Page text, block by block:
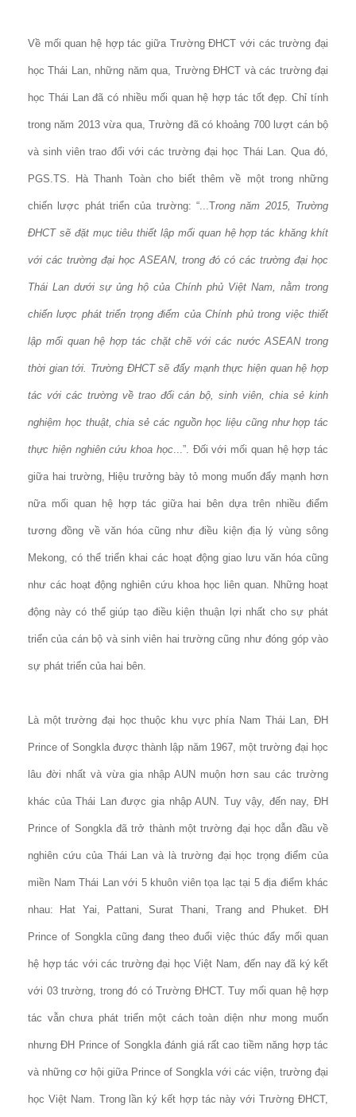
Về mối quan hệ hợp tác giữa Trường ĐHCT với các trường đại
học Thái Lan, những năm qua, Trường ĐHCT và các trường đại
học Thái Lan đã có nhiều mối quan hệ hợp tác tốt đẹp. Chỉ tính
trong năm 2013 vừa qua, Trường đã có khoảng 700 lượt cán bộ
và sinh viên trao đổi với các trường đại học Thái Lan. Qua đó,
PGS.TS. Hà Thanh Toàn cho biết thêm về một trong những
chiến lược phát triển của trường: “...Trong năm 2015, Trường
ĐHCT sẽ đặt mục tiêu thiết lập mối quan hệ hợp tác khăng khít
với các trường đại học ASEAN, trong đó có các trường đại học
Thái Lan dưới sự ủng hộ của Chính phủ Việt Nam, nằm trong
chiến lược phát triển trọng điểm của Chính phủ trong việc thiết
lập mối quan hệ hợp tác chặt chẽ với các nước ASEAN trong
thời gian tới. Trường ĐHCT sẽ đẩy mạnh thực hiện quan hệ hợp
tác với các trường về trao đổi cán bộ, sinh viên, chia sẻ kinh
nghiệm học thuật, chia sẻ các nguồn học liệu cũng như hợp tác
thực hiện nghiên cứu khoa học...”. Đối với mối quan hệ hợp tác
giữa hai trường, Hiệu trưởng bày tỏ mong muốn đẩy mạnh hơn
nữa mối quan hệ hợp tác giữa hai bên dựa trên nhiều điểm
tương đồng về văn hóa cũng như điều kiện địa lý vùng sông
Mekong, có thể triển khai các hoạt động giao lưu văn hóa cũng
như các hoạt động nghiên cứu khoa học liên quan. Những hoạt
động này có thể giúp tạo điều kiện thuận lợi nhất cho sự phát
triển của cán bộ và sinh viên hai trường cũng như đóng góp vào
sự phát triển của hai bên.
Là một trường đại học thuộc khu vực phía Nam Thái Lan, ĐH
Prince of Songkla được thành lập năm 1967, một trường đại học
lâu đời nhất và vừa gia nhập AUN muộn hơn sau các trường
khác của Thái Lan được gia nhập AUN. Tuy vậy, đến nay, ĐH
Prince of Songkla đã trở thành một trường đại học dẫn đầu về
nghiên cứu của Thái Lan và là trường đại học trọng điểm của
miền Nam Thái Lan với 5 khuôn viên tọa lạc tại 5 địa điểm khác
nhau: Hat Yai, Pattani, Surat Thani, Trang and Phuket. ĐH
Prince of Songkla cũng đang theo đuổi việc thúc đẩy mối quan
hệ hợp tác với các trường đại học Việt Nam, đến nay đã ký kết
với 03 trường, trong đó có Trường ĐHCT. Tuy mối quan hệ hợp
tác vẫn chưa phát triển một cách toàn diện như mong muốn
nhưng ĐH Prince of Songkla đánh giá rất cao tiềm năng hợp tác
và những cơ hội giữa Prince of Songkla với các viện, trường đại
học Việt Nam. Trong lần ký kết hợp tác này với Trường ĐHCT,